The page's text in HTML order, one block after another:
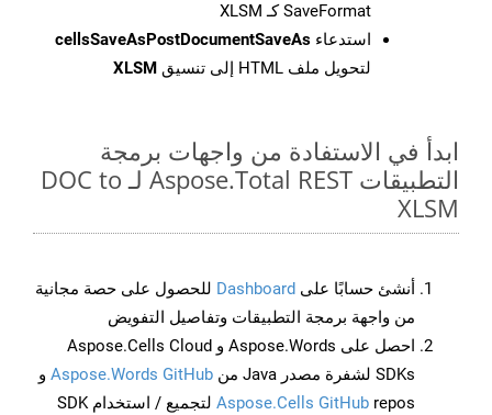
SaveFormat كـ XLSM
استدعاء cellsSaveAsPostDocumentSaveAs
لتحويل ملف HTML إلى تنسيق
XLSM
ابدأ في الاستفادة من واجهات برمجة
التطبيقات Aspose.Total REST لـ DOC to
XLSM
أنشئ حسابًا على Dashboard للحصول على حصة مجانية
من واجهة برمجة التطبيقات وتفاصيل التفويض
احصل على Aspose.Words و Aspose.Cells Cloud
SDKs لشفرة مصدر Java من
Aspose.Words GitHub و
Aspose.Cells GitHub
repos لتجميع / استخدام SDK